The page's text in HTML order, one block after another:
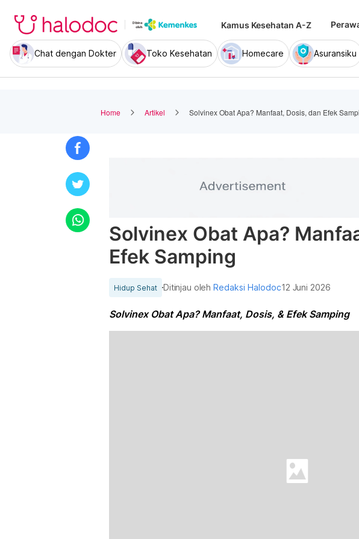
Kamus Kesehatan A-Z
Chat dengan Dokter Toko Kesehatan Homecare Asuransiku
Home Artikel Solvinex Obat Apa? Manfaat, Dosis, dan Efek
Solvinex Obat Apa?
Efek Samping
Hidup Sehat Ditinjau olehRedaksi Halodoc12 Juni 2026
Solvinex Obat Apa? Manfaat, Dosis, & Efek Samping